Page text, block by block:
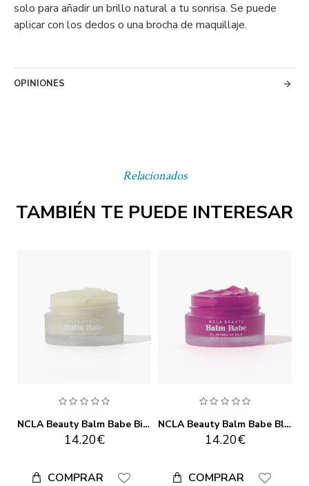
Relacionados
TAMBIÉN TE PUEDE INTERESAR
NCLA Beauty Balm Babe Birthday Cake Lip Balm
14.20€
COMPRAR
NCLA Beauty Balm Babe Black Cherry Lip Balm
14.20€
COMPRAR
solo para añadir un brillo natural a tu sonrisa. Se puede
aplicar con los dedos o una brocha de maquillaje.
OPINIONES